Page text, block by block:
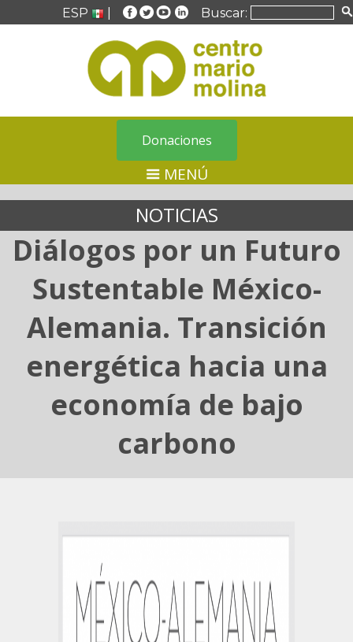
ESP Buscar:
Donaciones
MENÚ
NOTICIAS
Diálogos por un Futuro
Sustentable México-
Alemania. Transición
energética hacia una
economía de bajo
carbono